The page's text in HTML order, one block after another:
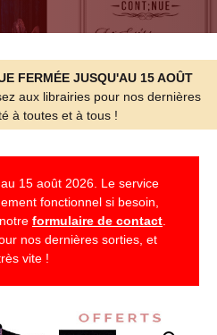
FERMÉE JUSQU'AU 15 AOÛT
aux librairies pour nos dernières
à toutes et à tous !
15 août 2026. Le service
fonctionnel si besoin,
formulaire de contact
nos dernières sorties, et
vite !